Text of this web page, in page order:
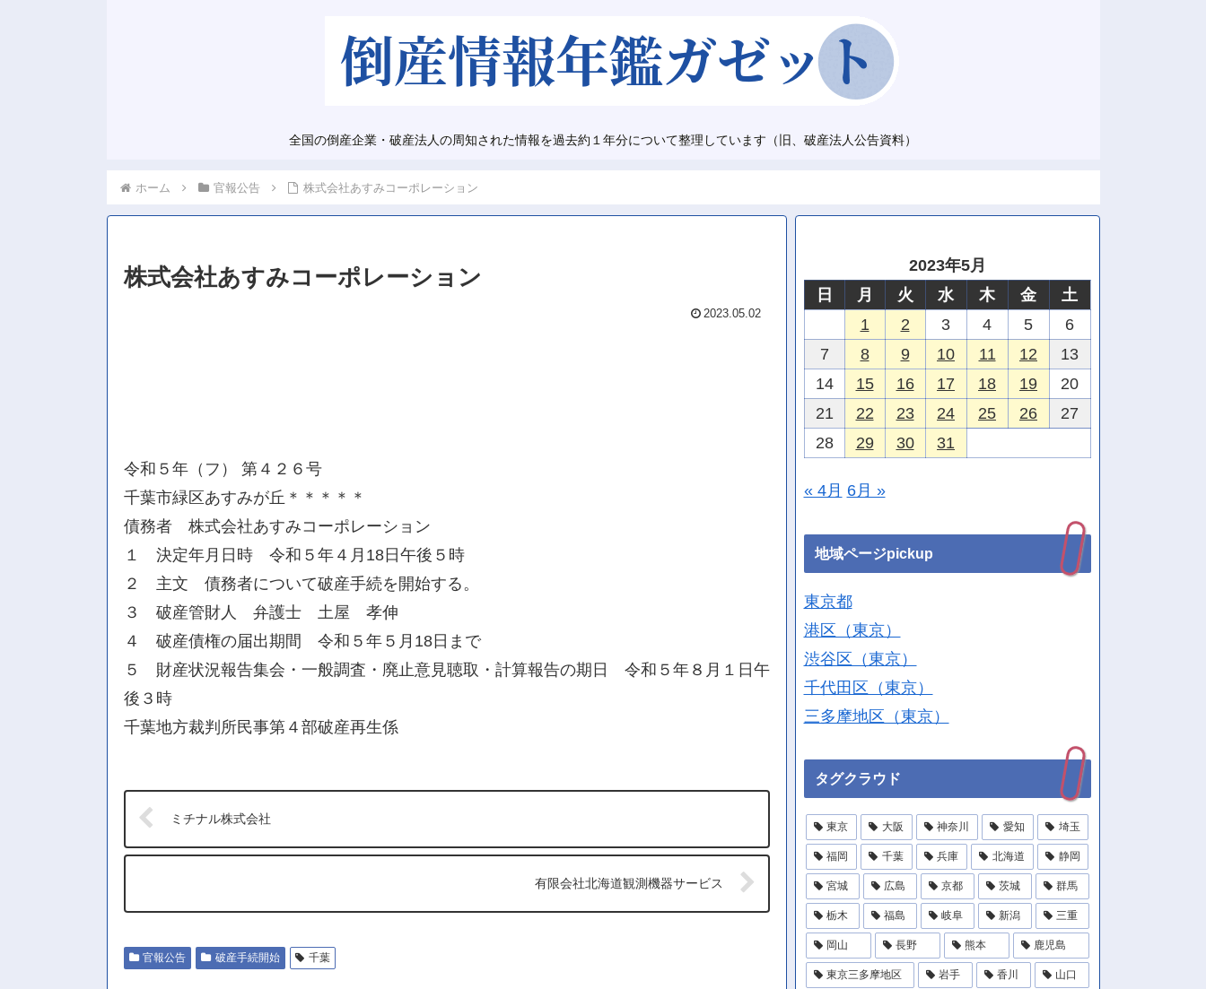
全国の倒産企業・破産法人の周知された情報を過去約１年分について整理しています（旧、破産法人公告資料）
ホーム 官報公告 株式会社あすみコーポレーション
株式会社あすみコーポレーション
2023.05.02
令和５年（フ） 第４２６号
千葉市緑区あすみが丘＊＊＊＊＊
債務者 株式会社あすみコーポレーション
１ 決定年月日時 令和５年４月18日午後５時
２ 主文 債務者について破産手続を開始する。
３ 破産管財人 弁護士 土屋 孝伸
４ 破産債権の届出期間 令和５年５月18日まで
５ 財産状況報告集会・一般調査・廃止意見聴取・計算報告の期日 令和５年８月１日午
後３時
千葉地方裁判所民事第４部破産再生係
ミチナル株式会社
有限会社北海道観測機器サービス
官報公告 破産手続開始 千葉
2023年5月
日
月 火 水 木 金
土
1
2 3 4 5
6
7
8 9 10 11 12
13
14
15 16 17 18 19
20
21
22 23 24 25 26
27
28
29 30 31
« 4月 6月 »
地域ページpickup
東京都
港区（東京）
渋谷区（東京）
千代田区（東京）
三多摩地区（東京）
タグクラウド
東京 大阪 神奈川 愛知 埼玉
福岡 千葉 兵庫 北海道 静岡
宮城 広島 京都 茨城 群馬
栃木 福島 岐阜 新潟 三重
岡山 長野 熊本 鹿児島
東京三多摩地区 岩手 香川 山口